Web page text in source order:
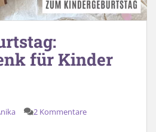
für Kinder
2 Kommentare